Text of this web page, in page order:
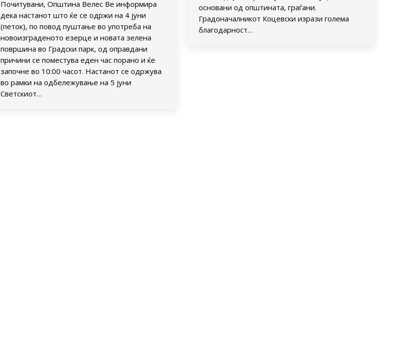
основани од општината, граѓани.
Градоначалникот Коцевски изрази голема
благодарност…
Почитувани, Општина Велес Ве информира
дека настанот што ќе се одржи на 4 јуни
(петок), по повод пуштање во употреба на
новоизграденото езерце и новата зелена
површина во Градски парк, од оправдани
причини се поместува еден час порано и ќе
започне во 10:00 часот. Настанот се одржува
во рамки на одбележување на 5 јуни
Светскиот…